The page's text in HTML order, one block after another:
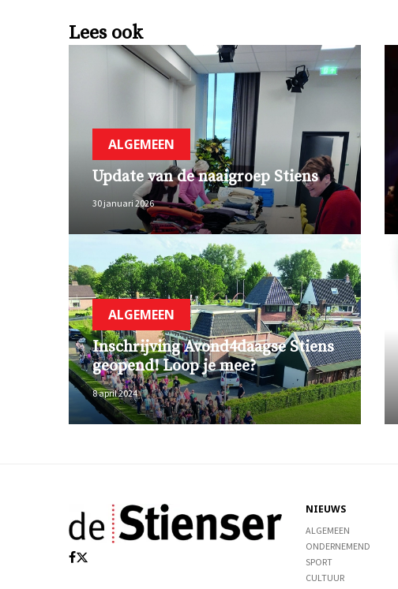
Lees ook
ALGEMEEN
Update van de naaigroep Stiens
30 januari 2026
ALGEMEEN
Inschrijving Avond4daagse Stiens
geopend! Loop je mee?
8 april 2024
NIEUWS
ALGEMEEN
ONDERNEMEND
SPORT
CULTUUR